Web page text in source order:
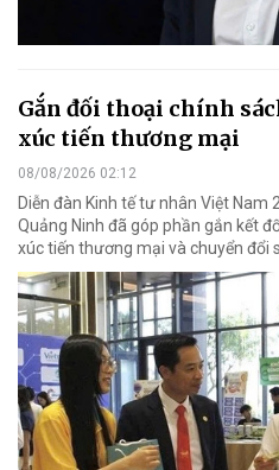
Gắn đối thoại chính
xúc tiến thương mại
08/08/2026 02:12
Diễn đàn Kinh tế tư nhân Việt Nam
Quảng Ninh đã góp phần gắn kết
xúc tiến thương mại và chuyển đổi